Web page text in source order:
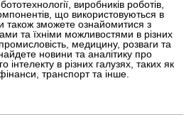
виробників роботів,
що використовуються в
також зможете ознайомитися з
та їхніми можливостями в різних
медицину, розваги та
новини та аналітику про
інтелекту в різних галузях, таких як
транспорт та інше.